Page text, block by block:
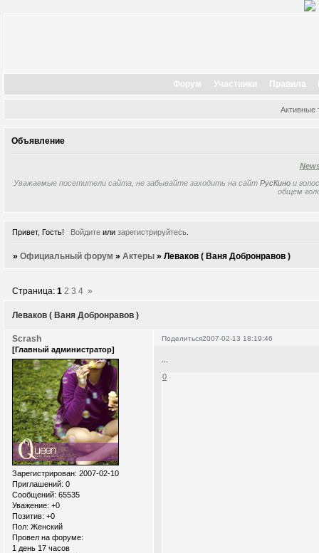
Форум Участники Правила
Активные
Объявление
Уважаемые посетители сайта, не забывайте заходить на сайт РусКино и
общем
Привет, Гость! Войдитеили зарегистрируйтесь.
»Официальный форум »Актеры »Леваков ( Ваня Добронравов )
Леваков ( Ваня Добронравов )
Страница:1 2 3 4 »
Поделиться2007-02-13 18:19:46
Scrash
[Главный администратор]
Зарегистрирован: 2007-02-10
Приглашений: 0
Сообщений: 65535
Уважение: +0
Позитив: +0
Пол: Женский
Провел на форуме:
1 день 17 часов
0